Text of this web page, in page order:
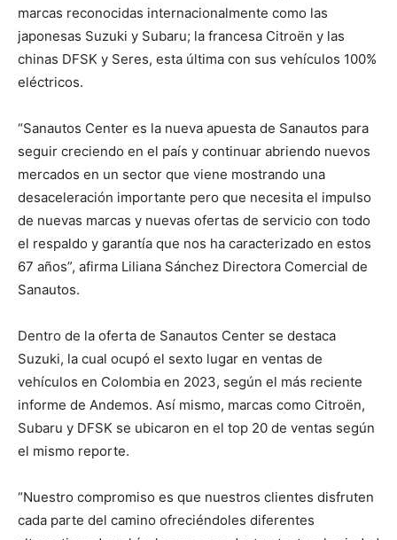
marcas reconocidas internacionalmente como las
japonesas Suzuki y Subaru; la francesa Citroën y las
chinas DFSK y Seres, esta última con sus vehículos 100%
eléctricos.
“Sanautos Center es la nueva apuesta de Sanautos para
seguir creciendo en el país y continuar abriendo nuevos
mercados en un sector que viene mostrando una
desaceleración importante pero que necesita el impulso
de nuevas marcas y nuevas ofertas de servicio con todo
el respaldo y garantía que nos ha caracterizado en estos
67 años”, afirma Liliana Sánchez Directora Comercial de
Sanautos.
Dentro de la oferta de Sanautos Center se destaca
Suzuki, la cual ocupó el sexto lugar en ventas de
vehículos en Colombia en 2023, según el más reciente
informe de Andemos. Así mismo, marcas como Citroën,
Subaru y DFSK se ubicaron en el top 20 de ventas según
el mismo reporte.
“Nuestro compromiso es que nuestros clientes disfruten
cada parte del camino ofreciéndoles diferentes